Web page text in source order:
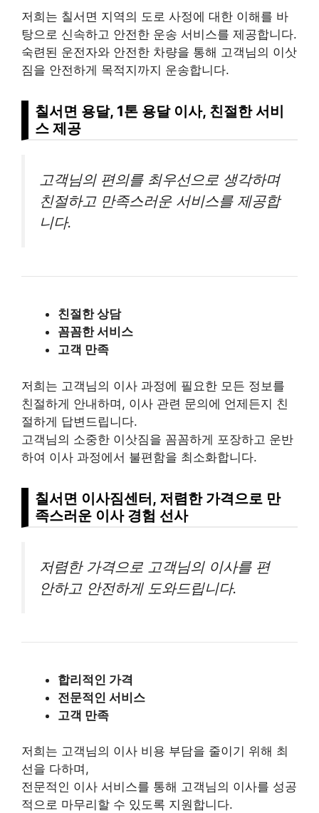
저희는 칠서면 지역의 도로 사정에 대한 이해를 바
탕으로 신속하고 안전한 운송 서비스를 제공합니다.
숙련된 운전자와 안전한 차량을 통해 고객님의 이삿
짐을 안전하게 목적지까지 운송합니다.
칠서면 용달, 1톤 용달 이사, 친절한 서비
스 제공
고객님의 편의를 최우선으로 생각하며
친절하고 만족스러운 서비스를 제공합
니다.
친절한 상담
꼼꼼한 서비스
고객 만족
저희는 고객님의 이사 과정에 필요한 모든 정보를
친절하게 안내하며, 이사 관련 문의에 언제든지 친
절하게 답변드립니다.
고객님의 소중한 이삿짐을 꼼꼼하게 포장하고 운반
하여 이사 과정에서 불편함을 최소화합니다.
칠서면 이사짐센터, 저렴한 가격으로 만
족스러운 이사 경험 선사
저렴한 가격으로 고객님의 이사를 편
안하고 안전하게 도와드립니다.
합리적인 가격
전문적인 서비스
고객 만족
저희는 고객님의 이사 비용 부담을 줄이기 위해 최
선을 다하며,
전문적인 이사 서비스를 통해 고객님의 이사를 성공
적으로 마무리할 수 있도록 지원합니다.